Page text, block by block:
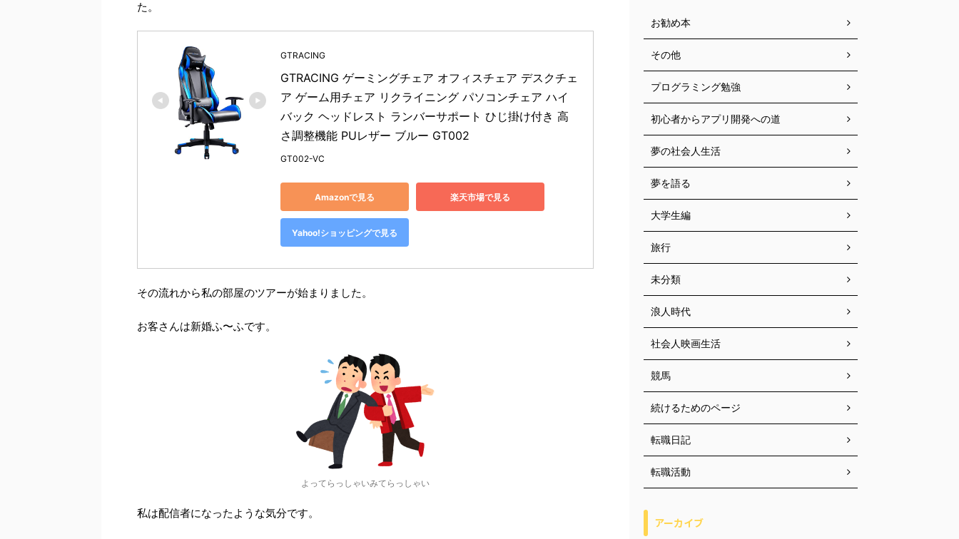
た。
GTRACING
GTRACING ゲーミングチェア オフィスチェア デスクチェ
ア ゲーム用チェア リクライニング パソコンチェア ハイ
バック ヘッドレスト ランバーサポート ひじ掛け付き 高
さ調整機能 PUレザー ブルー GT002
GT002-VC
Amazonで見る 楽天市場で見る
Yahoo!ショッピングで見る
その流れから私の部屋のツアーが始まりました。
お客さんは新婚ふ〜ふです。
よってらっしゃいみてらっしゃい
私は配信者になったような気分です。
お勧め本
その他
プログラミング勉強
初心者からアプリ開発への道
夢の社会人生活
夢を語る
大学生編
旅行
未分類
浪人時代
社会人映画生活
競馬
続けるためのページ
転職日記
転職活動
アーカイブ